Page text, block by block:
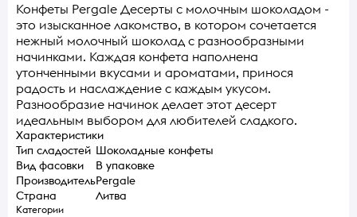
Конфеты Pergale Десерты с молочным шоколадом -
это изысканное лакомство, в котором сочетается
нежный молочный шоколад с разнообразными
начинками. Каждая конфета наполнена
утонченными вкусами и ароматами, принося
радость и наслаждение с каждым укусом.
Разнообразие начинок делает этот десерт
идеальным выбором для любителей сладкого.
Характеристики
Тип сладостей Шоколадные конфеты
Вид фасовки
В упаковке
ПроизводительPergale
Страна
Литва
Категории